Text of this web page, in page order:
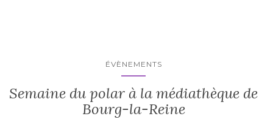
ÉVÈNEMENTS
Semaine du polar à la médiathèque de
Bourg-la-Reine